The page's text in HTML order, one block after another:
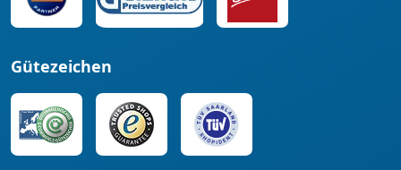
Gütezeichen